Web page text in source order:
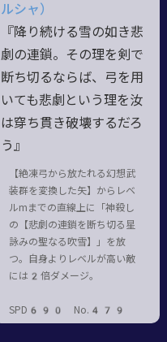
ルシャ）
『降り続ける雪の如き悲
劇の連鎖。その理を剣で
断ち切るならば、弓を用
いても悲劇という理を汝
は穿ち貫き破壊するだろ
う』
【絶凍弓から放たれる幻想武
装群を変換した矢】からレベ
ルmまでの直線上に「神殺し
の【悲劇の連鎖を断ち切る星
詠みの聖なる吹雪】」を放
つ。自身よりレベルが高い敵
には2倍ダメージ。
SPD690 No.479